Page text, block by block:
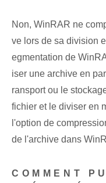
Non, WinRAR ne
ve lors de sa division
egmentation de
iser une archive en
ransport ou le
fichier et le diviser en
l'option de
de l'archive dans
COMMENT